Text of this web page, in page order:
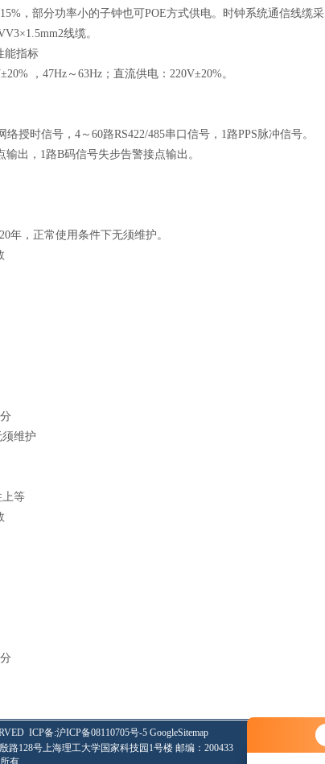
，部分功率小的子钟也可POE方式供电。时钟系统通信线缆采
×1.5mm2线缆。
能指标
±20% ， 47Hz ～ 63Hz ；直流供电： 220V±20%。
络授时信号， 4 ～ 60路RS422/485串口信号， 1路PPS脉冲信号。
输出， 1路B码信号失步告警接点输出。
20年，正常使用条件下无须维护。
分
维护
上等
分
ICP备:沪ICP备08110705号-5 GoogleSitemap
路128号上海理工大学国家科技园1号楼 邮编：200433
有